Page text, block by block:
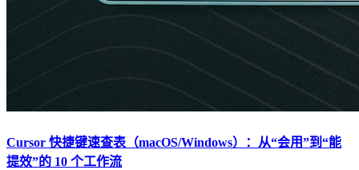
Cursor 快捷键速查表（macOS/Windows）：从“会用”到“能
提效”的 10 个工作流